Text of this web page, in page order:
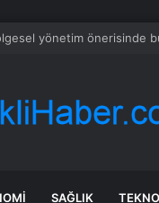
düşecek mi? SON
SAĞLIK